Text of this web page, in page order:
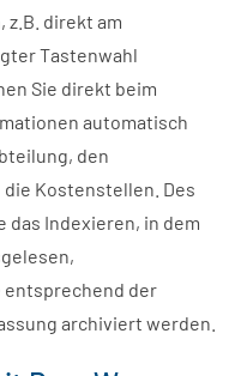
direkt am
Tastenwahl
Sie direkt beim
automatisch
den
Kostenstellen. Des
Indexieren, in dem
entsprechend der
archiviert werden.